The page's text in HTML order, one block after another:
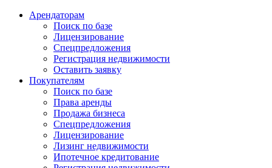
Арендаторам
Поиск по базе
Лицензирование
Спецпредложения
Регистрация недвижимости
Оставить заявку
Покупателям
Поиск по базе
Права аренды
Продажа бизнеса
Спецпредложения
Лицензирование
Лизинг недвижимости
Ипотечное кредитование